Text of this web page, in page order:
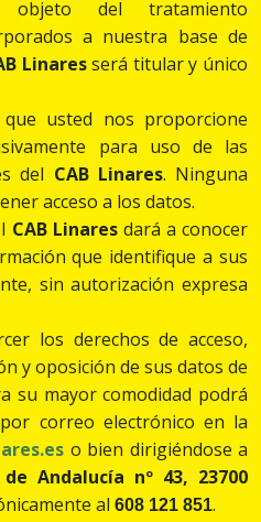
del tratamiento
a nuestra base de
Linaresserá titular y único
usted nos proporcione
para uso de las
del CAB Linares. Ninguna
acceso a los datos.
CAB Linaresdará a conocer
que identifique a sus
sin autorización expresa
los derechos de acceso,
y oposición de sus datos de
su mayor comodidad podrá
correo electrónico en la
o bien dirigiéndose a
Andalucía nº 43, 23700
al 608 121 851.